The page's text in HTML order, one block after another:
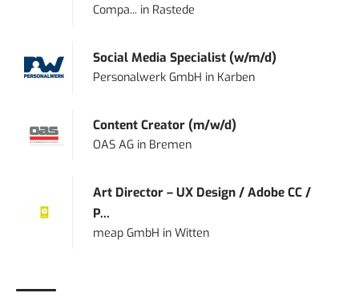
Compa... in Rastede
Social Media Specialist (w/m/d)
Personalwerk GmbH in Karben
Content Creator (m/w/d)
OAS AG in Bremen
Art Director – UX Design / Adobe CC /
P...
meap GmbH inWitten